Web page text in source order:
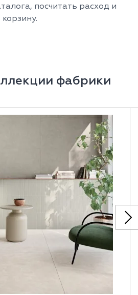
посчитать расход и
фабрики